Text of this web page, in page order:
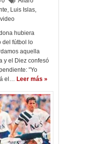
, Luis Islas,
video
hubiera
del fútbol lo
aquella
y el Diez confesó
"Yo
el… Leer más »